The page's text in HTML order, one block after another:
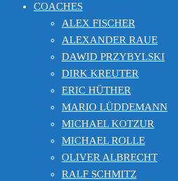
COACHES
ALEX FISCHER
ALEXANDER RAUE
DAWID PRZYBYLSKI
DIRK KREUTER
ERIC HÜTHER
MARIO LÜDDEMANN
MICHAEL KOTZUR
MICHAEL ROLLE
OLIVER ALBRECHT
RALF SCHMITZ